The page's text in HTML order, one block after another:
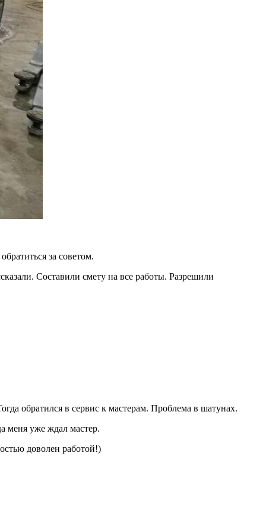
за советом.
Составили смету на все работы. Разрешили
обратился в сервис к мастерам. Проблема в шатунах.
меня уже ждал мастер.
доволен работой!)